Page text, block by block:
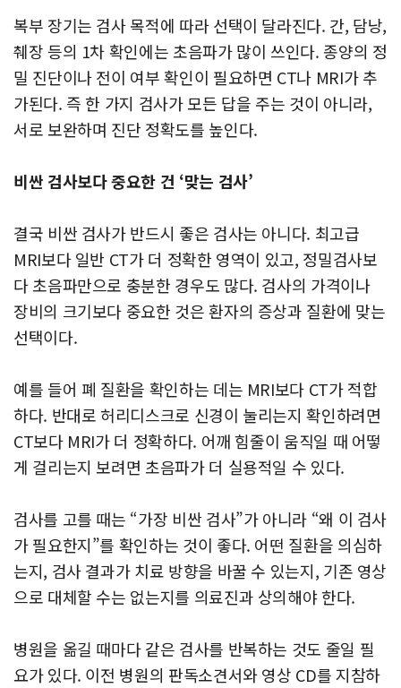
복부 장기는 검사 목적에 따라 선택이 달라진다. 간, 담낭,
췌장 등의 1차 확인에는 초음파가 많이 쓰인다. 종양의 정
밀 진단이나 전이 여부 확인이 필요하면 CT나 MRI가 추
가된다. 즉 한 가지 검사가 모든 답을 주는 것이 아니라,
서로 보완하며 진단 정확도를 높인다.
비싼 검사보다 중요한 건 ‘맞는 검사’
결국 비싼 검사가 반드시 좋은 검사는 아니다. 최고급
MRI보다 일반 CT가 더 정확한 영역이 있고, 정밀검사보
다 초음파만으로 충분한 경우도 많다. 검사의 가격이나
장비의 크기보다 중요한 것은 환자의 증상과 질환에 맞는
선택이다.
예를 들어 폐 질환을 확인하는 데는 MRI보다 CT가 적합
하다. 반대로 허리디스크로 신경이 눌리는지 확인하려면
CT보다 MRI가 더 정확하다. 어깨 힘줄이 움직일 때 어떻
게 걸리는지 보려면 초음파가 더 실용적일 수 있다.
검사를 고를 때는 “가장 비싼 검사”가 아니라 “왜 이 검사
가 필요한지”를 확인하는 것이 좋다. 어떤 질환을 의심하
는지, 검사 결과가 치료 방향을 바꿀 수 있는지, 기존 영상
으로 대체할 수는 없는지를 의료진과 상의해야 한다.
병원을 옮길 때마다 같은 검사를 반복하는 것도 줄일 필
요가 있다. 이전 병원의 판독소견서와 영상 CD를 지참하